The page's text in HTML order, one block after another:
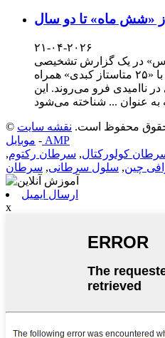
۲۱-۰۴-۲۰۲۶
در یک گزارش تشخیصی
ظاهر می‌شود - به‌خصوص وقتی با «۲۵ متاستاز کبدی» همراه
ناامیدی فرو می‌روند. این
نقشه سایت
- موبایل AMP
کولورکتال, سرطان رکتوم,
چین, سلول سرطانی, سرطان
ارسال ایمیل
x